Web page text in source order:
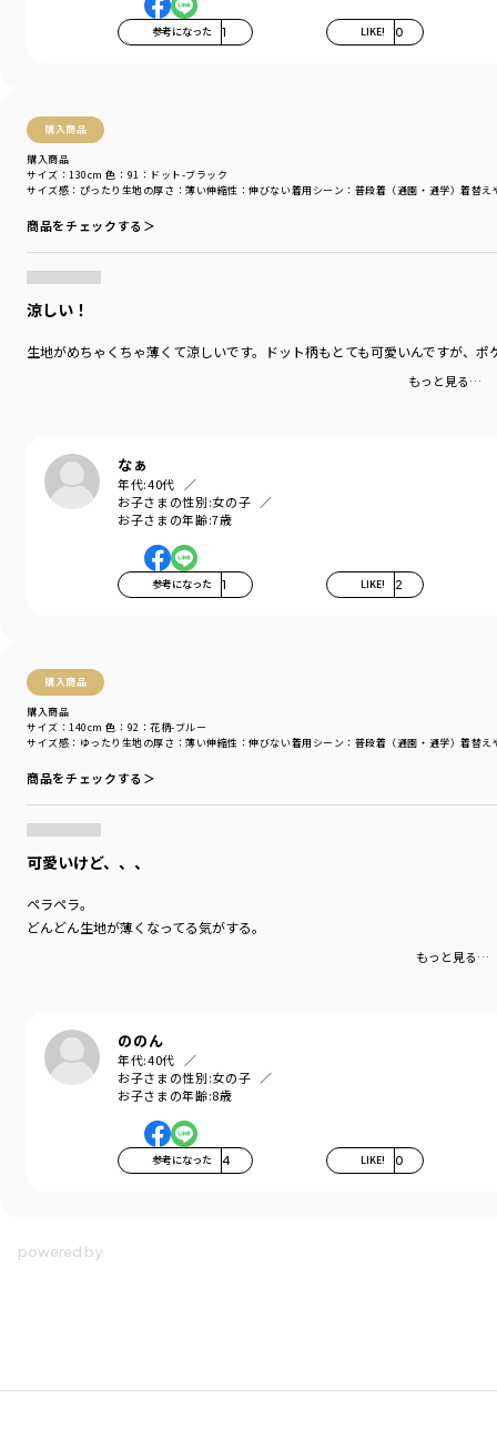
参考になった 1 LIKE! 0
購入商品
購入商品
サイズ感 ：ぴったり 生地の厚さ ：薄い伸縮性 ：伸びない着用シーン ：普段着（通園・通学）着替え
サイズ：130cm 色：91：ドット-ブラック
商品をチェックする＞
涼しい！
生地がめちゃくちゃ薄くて涼しいです。ドット柄もとても可愛いんですが、
もっと見る…
なぁ
年代:40代
お子さまの性別:女の子
お子さまの年齢:7歳
参考になった 1 LIKE! 2
購入商品
購入商品
サイズ感 ：ゆったり 生地の厚さ ：薄い伸縮性 ：伸びない着用シーン ：普段着（通園・通学）着替え
サイズ：140cm 色：92：花柄-ブルー
商品をチェックする＞
可愛いけど、、、
ペラペラ。
どんどん生地が薄くなってる気がする。
もっと見る…
ののん
年代:40代
お子さまの性別:女の子
お子さまの年齢:8歳
参考になった 4 LIKE! 0